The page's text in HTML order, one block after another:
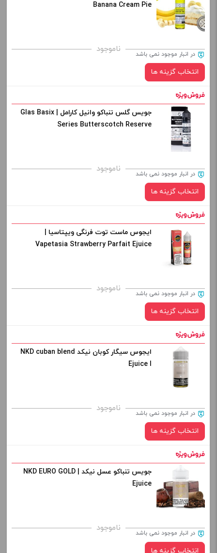
برای فعال شدن سبد خرید و نمایش قیمت ، گزینه های محصول را
از کادر بالا انتخاب کنید.
+
افزودن به سبد خرید
Banana Cream Pie
ناموجود در انبار موجود نمی باشد
انتخاب گزینه ها
نیکوتین:
برای فعال شدن سبد خرید و نمایش قیمت ، گزینه های محصول را
از کادر بالا انتخاب کنید.
+
افزودن به سبد خرید
جویس گلس تنباکو وانیل کارامل | Glas Basix
Series Butterscotch Reserve
ناموجود در انبار موجود نمی باشد
انتخاب گزینه ها
نیکوتین:
برای فعال شدن سبد خرید و نمایش قیمت ، گزینه های محصول را
از کادر بالا انتخاب کنید.
+
افزودن به سبد خرید
ایجوس ماست توت فرنگی ویپتاسیا |
Vapetasia Strawberry Parfait Ejuice
ناموجود در انبار موجود نمی باشد
انتخاب گزینه ها
نیکوتین:
برای فعال شدن سبد خرید و نمایش قیمت ، گزینه های محصول را
از کادر بالا انتخاب کنید.
+
افزودن به سبد خرید
ایجوس سیگار کوبان نیکد NKD cuban blend
Ejuice l
ناموجود در انبار موجود نمی باشد
انتخاب گزینه ها
نیکوتین:
برای فعال شدن سبد خرید و نمایش قیمت ، گزینه های محصول را
از کادر بالا انتخاب کنید.
جویس تنباکو عسل نیکد | NKD EURO GOLD
Ejuice
ناموجود در انبار موجود نمی باشد
انتخاب گزینه ها